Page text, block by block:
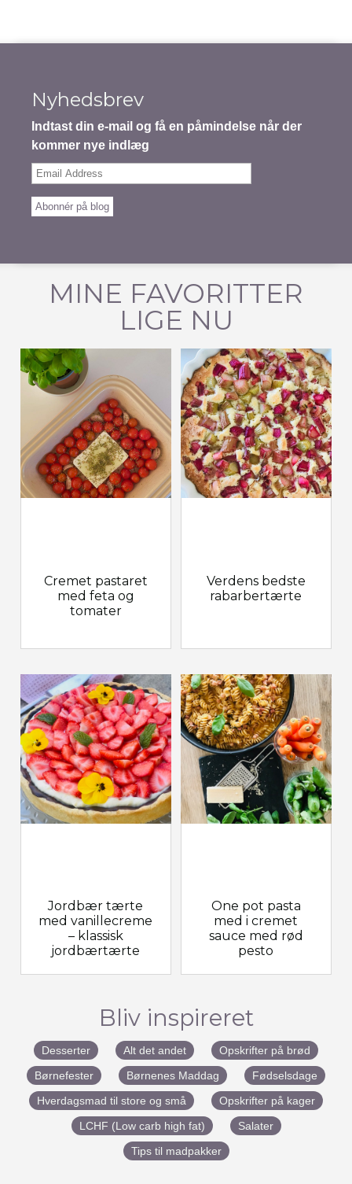
Nyhedsbrev
Indtast din e-mail og få en påmindelse når der
kommer nye indlæg
Email
Abonnér på blog
MINE FAVORITTER
LIGE NU
Cremet pastaret
med feta og
tomater
Jordbær tærte
med vanillecreme
– klassisk
jordbærtærte
Verdens bedste
rabarbertærte
One pot pasta
med i cremet
sauce med rød
pesto
Bliv inspireret
Desserter Alt det andet
Opskrifter på brød
Børnefester
Børnenes Maddag
Fødselsdage
Hverdagsmad til store og små
Opskrifter på kager
LCHF (Low carb high fat)
Salater
Tips til madpakker